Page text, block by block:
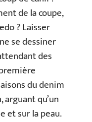
de la coupe,
? Laisser
se dessiner
des
du denim
qu’un
et sur la peau.